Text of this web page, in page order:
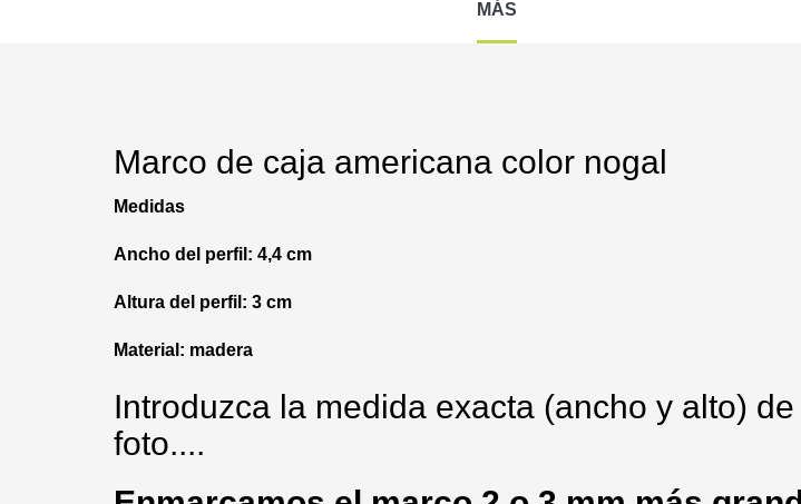
MÁS
Marco de caja americana color nogal
Medidas
Ancho del perfil: 4,4 cm
Altura del perfil: 3 cm
Material: madera
Introduzca la medida exacta (ancho y alto)
foto....